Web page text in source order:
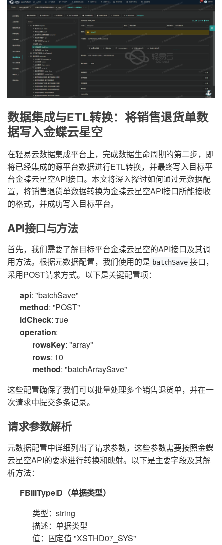
数据集成与ETL转换：将销售退货单数
据写入金蝶云星空
在轻易云数据集成平台上，完成数据生命周期的第二步，即
将已经集成的源平台数据进行ETL转换，并最终写入目标平
台金蝶云星空API接口。本文将深入探讨如何通过元数据配
置，将销售退货单数据转换为金蝶云星空API接口所能接收
的格式，并成功写入目标平台。
API接口与方法
首先，我们需要了解目标平台金蝶云星空的API接口及其调
用方法。根据元数据配置，我们使用的是 batchSave 接口，
采用POST请求方式。以下是关键配置项：
api: "batchSave"
method: "POST"
idCheck: true
operation:
rowsKey: "array"
rows: 10
method: "batchArraySave"
这些配置确保了我们可以批量处理多个销售退货单，并在一
次请求中提交多条记录。
请求参数解析
元数据配置中详细列出了请求参数，这些参数需要按照金蝶
云星空API的要求进行转换和映射。以下是主要字段及其解
析方法：
FBillTypeID（单据类型）
类型：string
描述：单据类型
值：固定值 "XSTHD07_SYS"